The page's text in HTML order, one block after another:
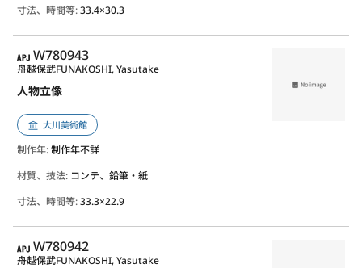
寸法、時間等:33.4×30.3
APJ
W780943
人物立像
舟越保武FUNAKOSHI, Yasutake
大川美術館
制作年: 制作年不詳
材質、技法: コンテ、鉛筆・紙
寸法、時間等:33.3×22.9
APJ
W780942
舟越保武FUNAKOSHI, Yasutake